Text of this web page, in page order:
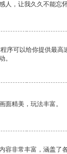
人，让我久久不能忘怀
序可以给你提供最高
。
面精美，玩法丰富。
容非常丰富，涵盖了